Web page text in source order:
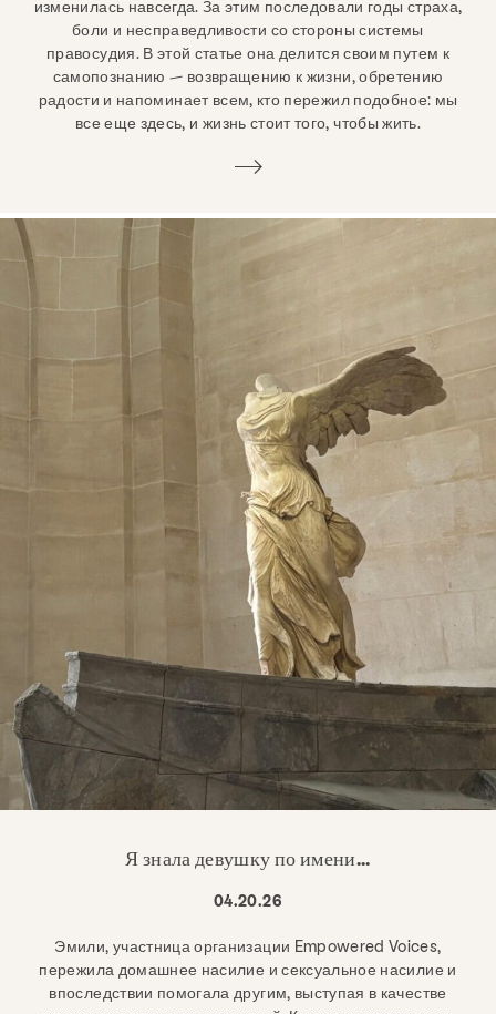
Услуги Профилактика и образование
Ресурсы
Контакт Работа
Часто задаваемые вопросы Пожертвовать
Искать в KCSARC
изменилась навсегда. За этим последовали годы страха,
боли и несправедливости со стороны системы
правосудия. В этой статье она делится своим путем к
самопознанию — возвращению к жизни, обретению
радости и напоминает всем, кто пережил подобное: мы
все еще здесь, и жизнь стоит того, чтобы жить.
Я знала девушку по имени...
04.20.26
Эмили, участница организации Empowered Voices,
пережила домашнее насилие и сексуальное насилие и
впоследствии помогала другим, выступая в качестве